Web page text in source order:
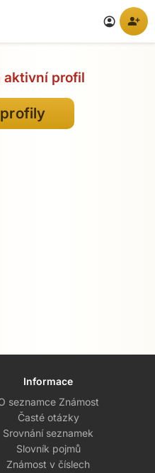
account_circle person_add
aktivní profil
Informace
seznamce Známost
Časté otázky
Srovnání seznamek
Slovník pojmů
Známost v číslech